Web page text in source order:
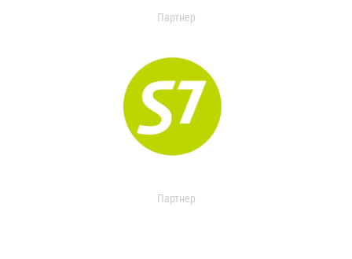
Партнер
Партнер